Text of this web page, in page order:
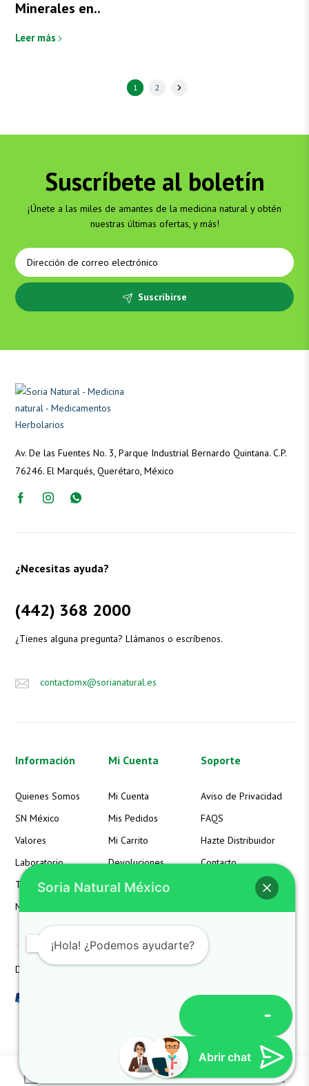
Minerales en..
Leer más
1 2
Suscríbete al boletín
¡Únete a las miles de amantes de la medicina natural y obtén
nuestras últimas ofertas, y más!
Suscribirse
Av. De las Fuentes No. 3, Parque Industrial Bernardo Quintana. C.P.
76246. El Marqués, Querétaro, México
¿Necesitas ayuda?
(442) 368 2000
¿Tienes alguna pregunta? Llámanos o escríbenos.
contactomx@sorianatural.es
Información
Quienes Somos
SN México
Valores
Laboratorio
Términos
Noticias
Mi Cuenta
Mi Cuenta
Mis Pedidos
Mi Carrito
Devoluciones
Detalles de la Cuenta
Soporte
Aviso de Privacidad
FAQS
Hazte Distribuidor
Contacto
Derechos reservados SoriaNatural SN. All Rights Reserved
Soria Natural México
¡Hola! ¿Podemos ayudarte?
Cynthia
Atención al cliente